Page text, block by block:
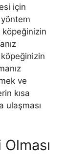
için
ve
kısa
ulaşması